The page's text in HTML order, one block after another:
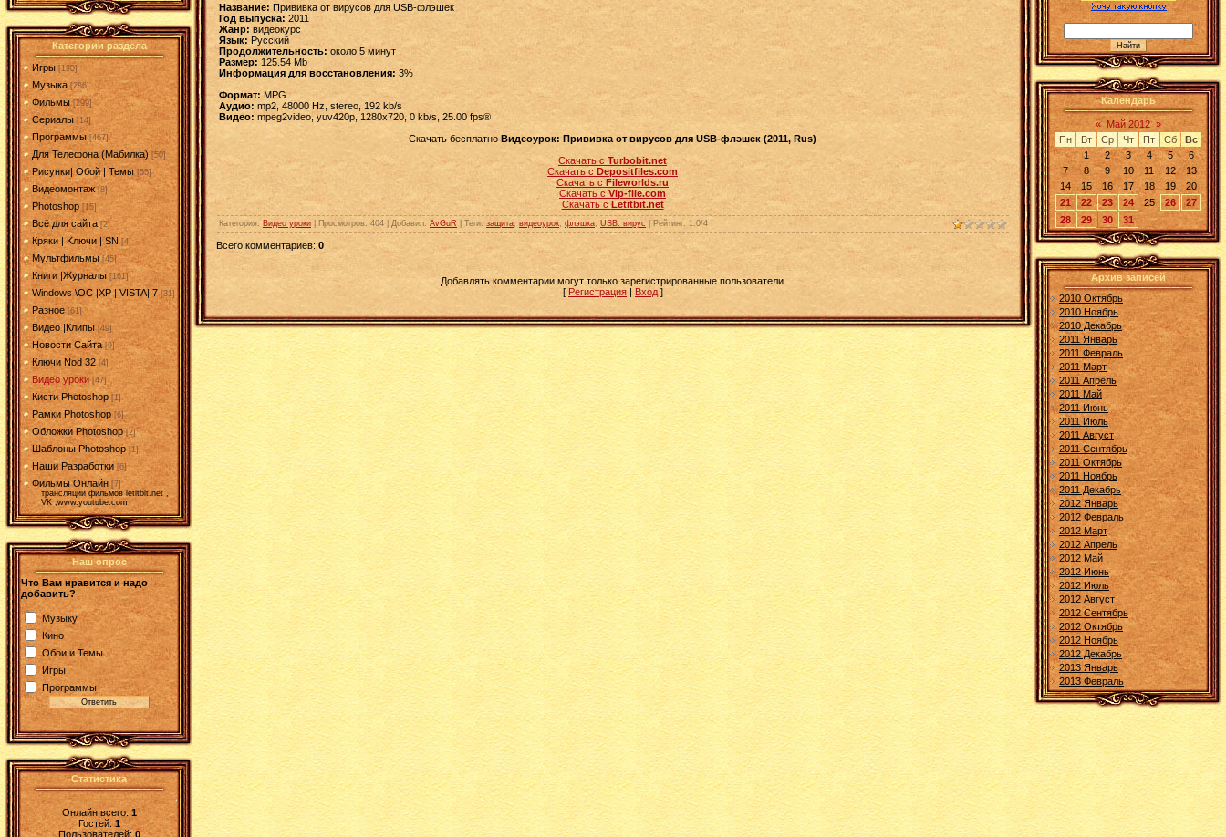
Категории раздела
Игры [190]
Музыка [286]
Фильмы [299]
Сериалы [14]
Программы [467]
Для Телефона (Мабилка) [50]
Рисунки| Обой | Темы [55]
Видеомонтаж [8]
Photoshop [15]
Всё для сайта [2]
Кряки | Kлючи | SN [4]
Мультфильмы [45]
Книги |Журналы [161]
Windows \OC |XP | VISTA| 7 [31]
Разное [61]
Видео |Клипы [49]
Новости Сайта [9]
Ключи Nod 32 [4]
Видео уроки [47]
Кисти Photoshop [1]
Рамки Photoshop [6]
Обложки Photoshop [2]
Шаблоны Photoshop [1]
Наши Разработки [6]
Фильмы Онлайн [7]
трансляции фильмов letitbit.net ,
VK ,www.youtube.com
Наш опрос
Что Вам нравится и надо
добавить?
Музыку
Кино
Обои и Темы
Игры
Программы
Статистика
Онлайн всего:1
Гостей:1
Пользователей: 0
Название: Прививка от вирусов для USB-флэшек
Год выпуска: 2011
Жанр: видеокурс
Язык: Русский
Продолжительность: около 5 минут
Размер: 125.54 Mb
Информация для восстановления: 3%
Формат: MPG
Aудио: mp2, 48000 Hz, stereo, 192 kb/s
Видео: mpeg2video, yuv420p, 1280x720, 0 kb/s, 25.00 fps®
Скачать бесплатно Видеоурок: Прививка от вирусов для USB-флэшек (2011, Rus)
Скачать с Turbobit.net
Скачать с Depositfiles.com
Скачать сFileworlds.ru
Скачать с Vip-file.com
Скачать сLetitbit.net
Категория: Видео уроки Просмотров: 404 | Добавил: AvGuR Теги: защита видеоурок флэшка USB. вирус Рейтинг: 1.0/4
Всего комментариев: 0
Добавлять комментарии могут только зарегистрированные пользователи.
[ Регистрация | Вход ]
Календарь
« Май 2012 »
Пн
Вт Ср Чт Пт Сб
Вс
1
2 3 4 5
6
7
8 9 10 11 12
13
14
15 16 17 18 19
20
21
22 23 24 25 26
27
28
29 30 31
Архив записей
2010 Октябрь
2010 Ноябрь
2010 Декабрь
2011 Январь
2011 Февраль
2011 Март
2011 Апрель
2011 Май
2011 Июнь
2011 Июль
2011 Август
2011 Сентябрь
2011 Октябрь
2011 Ноябрь
2011 Декабрь
2012 Январь
2012 Февраль
2012 Март
2012 Апрель
2012 Май
2012 Июнь
2012 Июль
2012 Август
2012 Сентябрь
2012 Октябрь
2012 Ноябрь
2012 Декабрь
2013 Январь
2013 Февраль